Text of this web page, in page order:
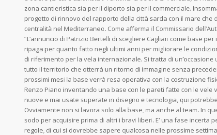
zona cantieristica sia per il diporto sia per il commerciale.
progetto di rinnovo del rapporto della città sarda con il mare
centralità nel Mediterraneo. Come afferma il Commissario
“L’annuncio di Patrizio Bertelli di scegliere Cagliari come base
ripaga per quanto fatto negli ultimi anni per migliorare le
di riferimento per la vela internazionale. Si tratta di
tutto il territorio che otterrà un ritorno di immagine senza
prossimi mesi la base verrà resa operativa con la costruzione
Renzo Piano inventando una base con le pareti fatte con le vele
nuove e mai usate superate in disegno e tecnologia, qui
Ovviamente non si lavora solo alla base, ma anche al team. In
sodo per acquisire prima di altri i bravi liberi. E’ una fase incerta
regole, di cui si dovrebbe sapere qualcosa nelle prossime